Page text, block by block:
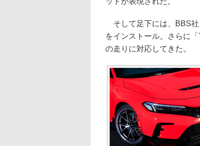
そして足下には、BBS社
をインストール。さらに
の走りに対応してきた。